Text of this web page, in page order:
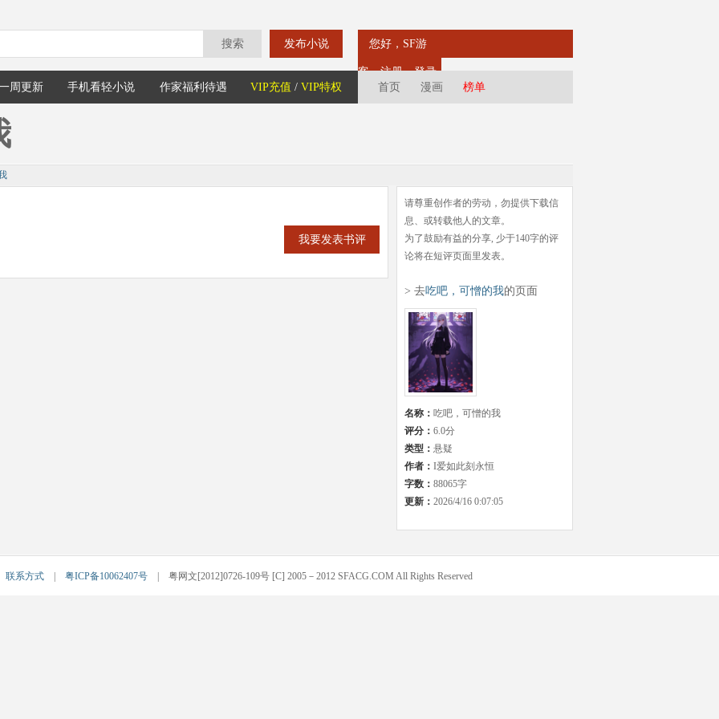
搜索 发布小说 您好，SF游
客注册
登录
周更新 手机看轻小说 作家福利待遇 VIP充值 / VIP特权 首页 漫画 榜单
我要发表书评
请尊重创作者的劳动，勿提供下载信
息、或转载他人的文章。
为了鼓励有益的分享, 少于140字的评
论将在短评页面里发表。
> 去吃吧，可憎的我的页面
名称： 吃吧，可憎的我
评分： 6.0分
类型： 悬疑
作者： I爱如此刻永恒
字数： 88065字
更新： 2026/4/16 0:07:05
联系方式 粤ICP备10062407号 | 粤网文[2012]0726-109号 [C] 2005－2012 SFACG.COM All Rights Reserved